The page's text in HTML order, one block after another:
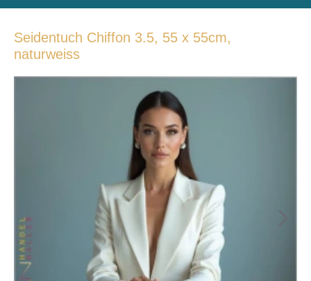
Seidentuch Chiffon 3.5, 55 x 55cm,
naturweiss